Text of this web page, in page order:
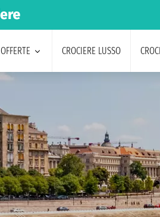
OFFERTE CROCIERE LUSSO